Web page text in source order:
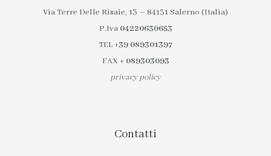
Via Terre Delle Risaie, 13 – 84131 Salerno (Italia)
P.Iva 04220630653
TEL+39 089301397
FAX+ 089303093
privacy policy
Contatti